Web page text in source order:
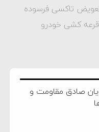
تاکسی فرسوده
قرعه کشی خودرو
صادق مقاومت و